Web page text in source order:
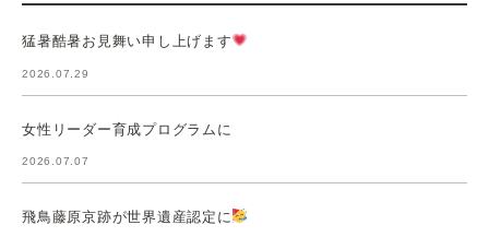
猛暑酷暑お見舞い申し上げます
2026.07.29
女性リーダー育成プログラムに
2026.07.07
飛鳥藤原京跡が世界遺産認定に